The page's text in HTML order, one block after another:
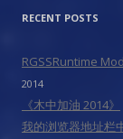
RECENT POSTS
RGSSRuntime
2014
《木中加油 2014》
我的浏览器地址栏